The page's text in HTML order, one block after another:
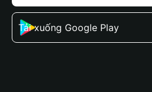
Tải xuống Google Play